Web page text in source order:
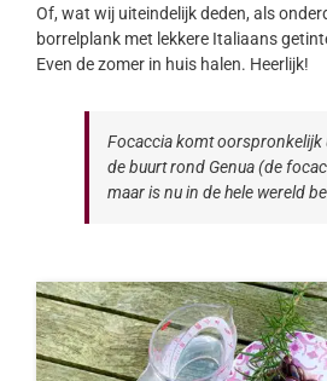
Of, wat wij uiteindelijk deden, als
borrelplank met lekkere Italiaans
Even de zomer in huis halen. Heerlijk!
Focaccia komt oorspronkelijk
de buurt rond Genua (de
maar is nu in de hele wereld